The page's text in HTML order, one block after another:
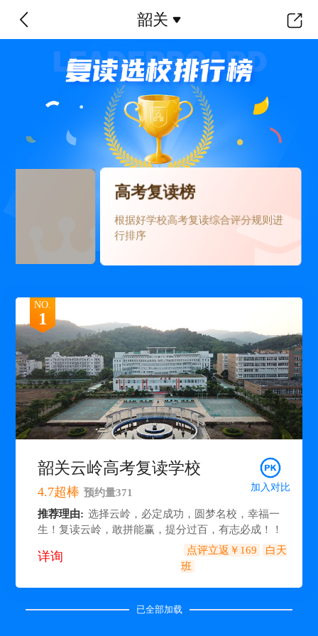
韶关
高考复读榜
根据好学校高考复读综合评分规则进
行排序
NO.
1
韶关云岭高考复读学校
4.7超棒 预约量371 加入对比
推荐理由: 选择云岭，必定成功，圆梦名校，幸福一
生！复读云岭，敢拼能赢，提分过百，有志必成！！
详询 点评立返￥169
白天
班
已全部加载